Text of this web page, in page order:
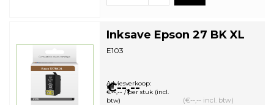
Inksave Epson 27 BK XL
E103
€--,--
Adviesverkoop:
€--,-- / per stuk (incl.
btw)
(€--,-- incl. btw)